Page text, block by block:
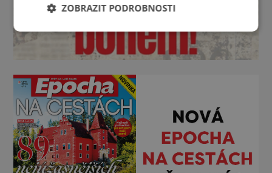
ZOBRAZIT PODROBNOSTI